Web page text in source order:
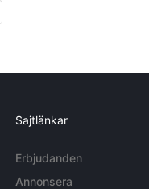
Sajtlänkar
Erbjudanden
Annonsera